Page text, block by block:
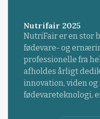
Nutrifair 2025
NutriFair er en stor
fødevare- og
professionelle fra
afholdes årligt
innovation, viden
fødevareteknologi,